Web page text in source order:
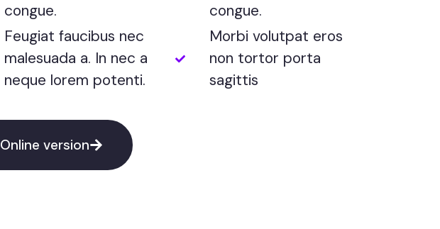
congue.
Feugiat faucibus nec
malesuada a. In nec a
neque lorem potenti.
congue.
Morbi volutpat eros
non tortor porta
sagittis
Online version